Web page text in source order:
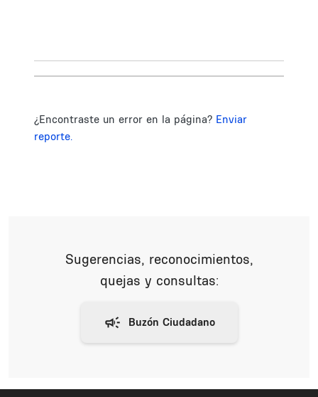
¿Encontraste un error en la página? Enviar
reporte.
Sugerencias, reconocimientos,
quejas y consultas: